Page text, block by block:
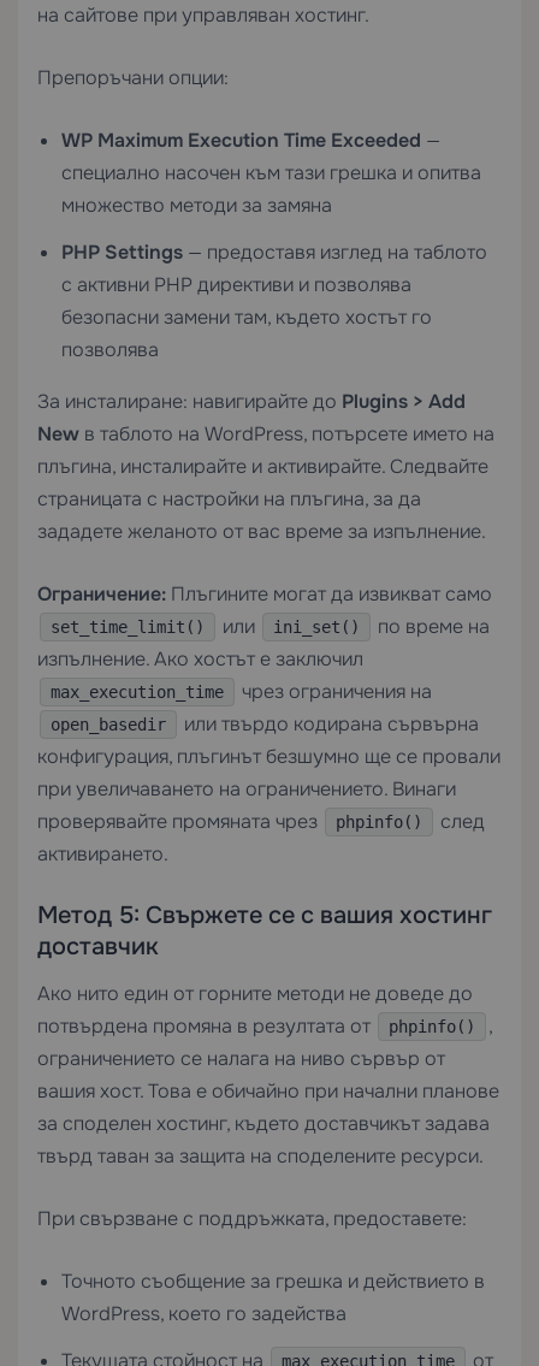
на сайтове при управляван хостинг.
Препоръчани опции:
WP Maximum Execution Time Exceeded —
специално насочен към тази грешка и опитва
множество методи за замяна
PHP Settings — предоставя изглед на таблото
с активни PHP директиви и позволява
безопасни замени там, където хостът го
позволява
За инсталиране: навигирайте до Plugins > Add
New в таблото на WordPress, потърсете името на
плъгина, инсталирайте и активирайте. Следвайте
страницата с настройки на плъгина, за да
зададете желаното от вас време за изпълнение.
Ограничение: Плъгините могат да извикват само
set_time_limit() или ini_set()
по време на
изпълнение. Ако хостът е заключил
max_execution_time чрез ограничения на
open_basedir
или твърдо кодирана сървърна
конфигурация, плъгинът безшумно ще се провали
при увеличаването на ограничението. Винаги
проверявайте промяната чрез
phpinfo()
след
активирането.
Метод 5: Свържете се с вашия хостинг
доставчик
Ако нито един от горните методи не доведе до
потвърдена промяна в резултата от
phpinfo()
,
ограничението се налага на ниво сървър от
вашия хост. Това е обичайно при начални планове
за споделен хостинг, където доставчикът задава
твърд таван за защита на споделените ресурси.
При свързване с поддръжката, предоставете:
Точното съобщение за грешка и действието в
WordPress, което го задейства
Текущата стойност на
max_execution_time от